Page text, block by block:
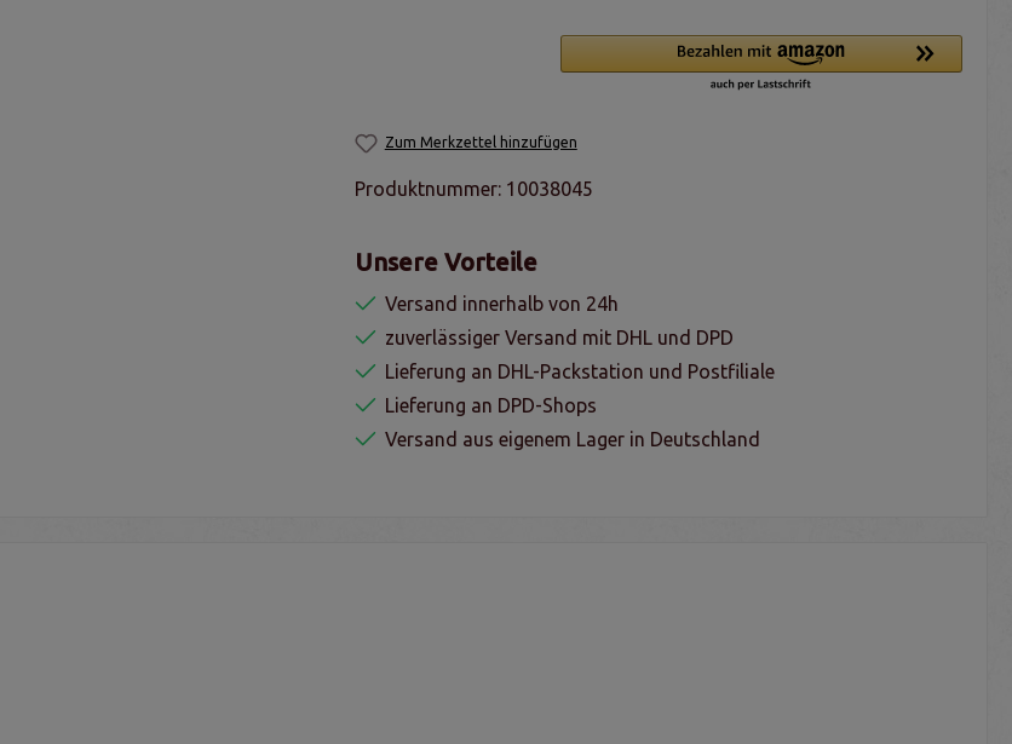
Zum Merkzettel hinzufügen
Produktnummer: 10038045
Unsere Vorteile
Versand innerhalb von 24h
zuverlässiger Versand mit DHL und DPD
Lieferung an DHL-Packstation und Postfiliale
Lieferung an DPD-Shops
Versand aus eigenem Lager in Deutschland